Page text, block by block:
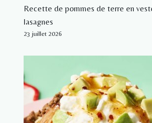
Recette de pommes de terre en
lasagnes
23 juillet 2026